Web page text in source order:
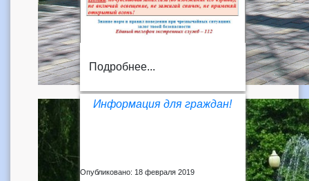
Подробнее...
Информация для граждан!
Опубликовано: 18 февраля 2019